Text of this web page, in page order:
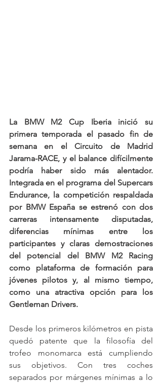
La BMW M2 Cup Iberia inició su
primera temporada el pasado fin de
semana en el Circuito de Madrid
Jarama-RACE, y el balance difícilmente
podría haber sido más alentador.
Integrada en el programa del Supercars
Endurance, la competición respaldada
por BMW España se estrenó con dos
carreras intensamente disputadas,
diferencias mínimas entre los
participantes y claras demostraciones
del potencial del BMW M2 Racing
como plataforma de formación para
jóvenes pilotos y, al mismo tiempo,
como una atractiva opción para los
Gentleman Drivers.
Desde los primeros kilómetros en pista
quedó patente que la filosofía del
trofeo monomarca está cumpliendo
sus objetivos. Con tres coches
separados por márgenes mínimas a lo